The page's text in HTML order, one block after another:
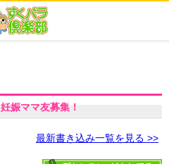
最新書き込み一覧を見る >>
妊娠ママ友募集！